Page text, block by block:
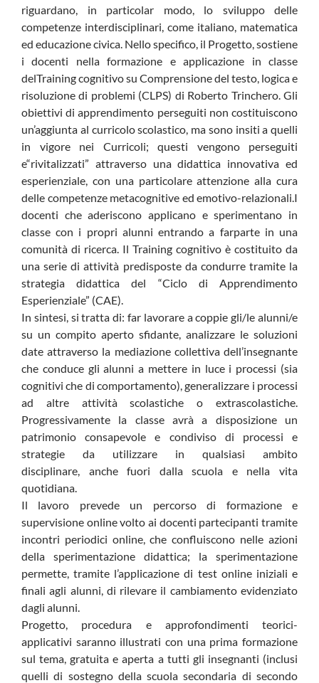
riguardano, in particolar modo, lo sviluppo delle
competenze interdisciplinari, come italiano, matematica
ed educazione civica. Nello specifico, il Progetto, sostiene
i docenti nella formazione e applicazione in classe
delTraining cognitivo su Comprensione del testo, logica e
risoluzione di problemi (CLPS) di Roberto Trinchero. Gli
obiettivi di apprendimento perseguiti non costituiscono
un’aggiunta al curricolo scolastico, ma sono insiti a quelli
in vigore nei Curricoli; questi vengono perseguiti
e“rivitalizzati” attraverso una didattica innovativa ed
esperienziale, con una particolare attenzione alla cura
delle competenze metacognitive ed emotivo-relazionali.I
docenti che aderiscono applicano e sperimentano in
classe con i propri alunni entrando a farparte in una
comunità di ricerca. Il Training cognitivo è costituito da
una serie di attività predisposte da condurre tramite la
strategia didattica del “Ciclo di Apprendimento
Esperienziale” (CAE).
In sintesi, si tratta di: far lavorare a coppie gli/le alunni/e
su un compito aperto sfidante, analizzare le soluzioni
date attraverso la mediazione collettiva dell’insegnante
che conduce gli alunni a mettere in luce i processi (sia
cognitivi che di comportamento), generalizzare i processi
ad altre attività scolastiche o extrascolastiche.
Progressivamente la classe avrà a disposizione un
patrimonio consapevole e condiviso di processi e
strategie da utilizzare in qualsiasi ambito
disciplinare, anche fuori dalla scuola e nella vita
quotidiana.
Il lavoro prevede un percorso di formazione e
supervisione online volto ai docenti partecipanti tramite
incontri periodici online, che confluiscono nelle azioni
della sperimentazione didattica; la sperimentazione
permette, tramite l’applicazione di test online iniziali e
finali agli alunni, di rilevare il cambiamento evidenziato
dagli alunni.
Progetto, procedura e approfondimenti teorici-
applicativi saranno illustrati con una prima formazione
sul tema, gratuita e aperta a tutti gli insegnanti (inclusi
quelli di sostegno della scuola secondaria di secondo